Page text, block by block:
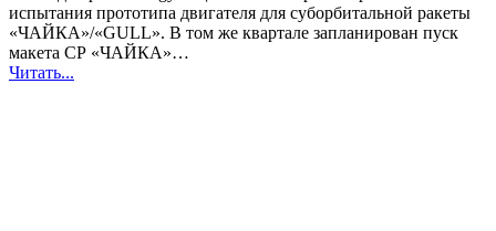
испытания прототипа двигателя для суборбитальной ракеты
«ЧАЙКА»/«GULL». В том же квартале запланирован пуск
макета СР «ЧАЙКА»…
Читать...